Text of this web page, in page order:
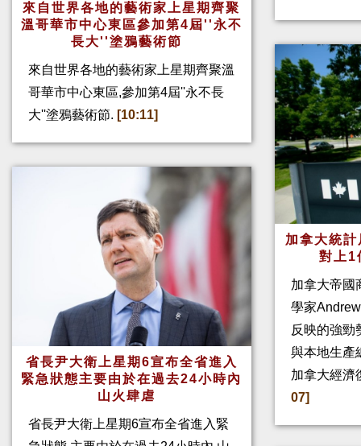
來自世界各地的藝術家上星期齊聚
溫哥華市中心東區參加第4屆''永不
長大''塗鴉藝術節
來自世界各地的藝術家上星期齊聚溫
哥華市中心東區,參加第4屆''永不長
大''塗鴉藝術節. [10:11]
省長尹大衛上星期6宣布全省進入
緊急狀態主要由於在過去24小時內
山火肆虐
省長尹大衛上星期6宣布全省進入緊
加拿大統
對上
加拿大帝國
學家
反映的強勁
與本地生產
加拿大經濟
07]